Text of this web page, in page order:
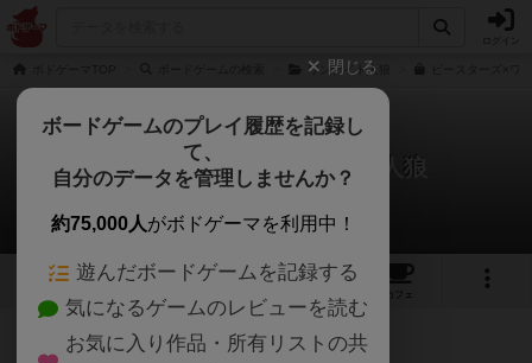
ワンナイト人狼
ビースターズ×ワンナイト人狼
パパひのさんのレビュー
2 2
カフェ
121名 0名 0 6年以上前
閉じる
ボードゲームのプレイ履歴を記録し
て、
自分のデータを管理しませんか？
約75,000人がボドゲーマを利用中！
遊んだボードゲームを記録する
気になるゲームのレビューを読む
お気に入り作品・所有リストの共